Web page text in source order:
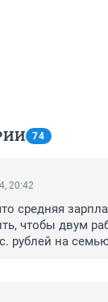
74
20:42
средняя
чтобы двум
рублей на